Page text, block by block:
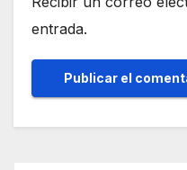
entrada.